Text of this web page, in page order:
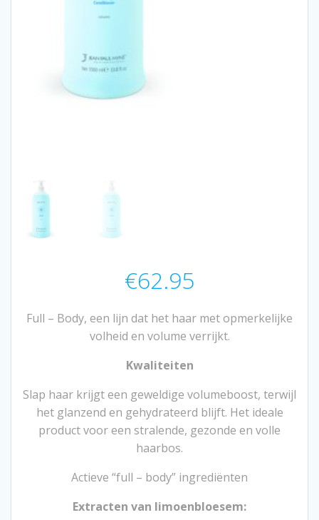
€62.95
Full – Body, een lijn dat het haar met opmerkelijke
volheid en volume verrijkt.
Kwaliteiten
Slap haar krijgt een geweldige volumeboost, terwijl
het glanzend en gehydrateerd blijft. Het ideale
product voor een stralende, gezonde en volle
haarbos.
Actieve “full – body” ingrediënten
Extracten van limoenbloesem: